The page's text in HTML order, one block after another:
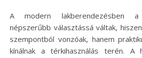
A modern lakberendezésben a tolóajtók egyre
népszerűbb választássá váltak,
szempontból vonzóak, hanem
kínálnak a térkihasználás terén. A